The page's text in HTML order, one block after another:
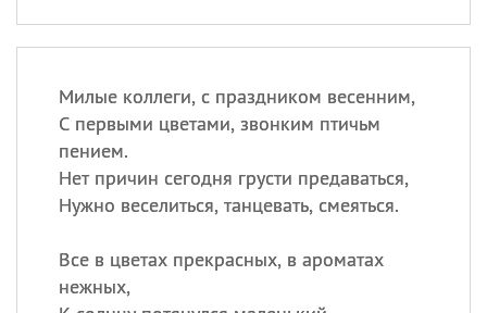
Милые коллеги, с праздником весенним,
С первыми цветами, звонким птичьм
пением.
Нет причин сегодня грусти предаваться,
Нужно веселиться, танцевать, смеяться.
Все в цветах прекрасных, в ароматах
нежных,